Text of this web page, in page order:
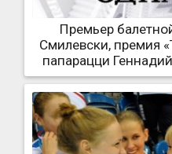
Премьер
Смилевски, премия
папарацци